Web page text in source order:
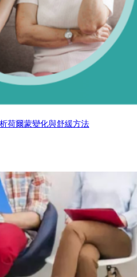
荷爾蒙變化與舒緩方法